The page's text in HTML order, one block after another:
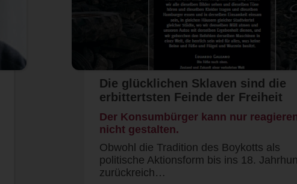
Die glücklichen Sklaven sind die
erbittertsten Feinde der Freiheit
Der Konsumbürger kann nur
nicht gestalten.
Obwohl die Tradition des Boykotts als
politische Aktionsform bis ins 18.
zurückreich…